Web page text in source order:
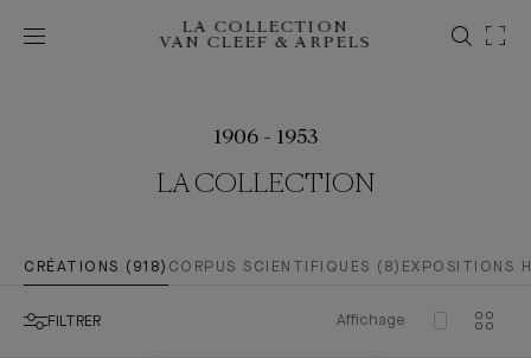
LA COLLECTION
VAN CLEEF & ARPELS
1906 - 1953
LA COLLECTION
CRÉATIONS (918) CORPUS SCIENTIFIQUES (8) EXPOSITIONS
FILTRER Affichage